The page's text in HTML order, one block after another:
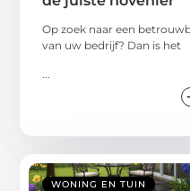
Op zoek naar een
van uw bedrijf? Dan is het
...
WONING EN TUIN